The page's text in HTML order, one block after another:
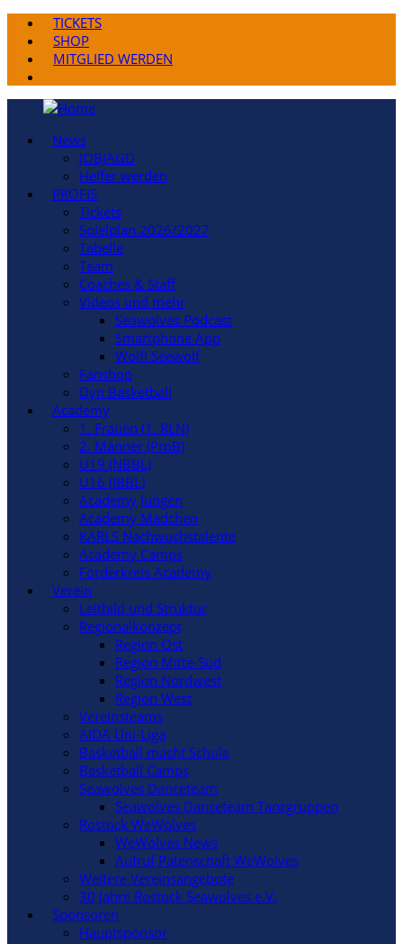
TICKETS
SHOP
MITGLIED WERDEN
News
JOBJAGD
Helfer werden
PROFIS
Tickets
Spielplan 2026/2027
Tabelle
Team
Coaches & Staff
Videos und mehr
Seawolves Podcast
Smartphone App
Wolfi Seewolf
Fanshop
Dyn Basketball
Academy
1. Frauen (1. RLN)
2. Männer (ProB)
U19 (NBBL)
U16 (JBBL)
Academy Jungen
Academy Mädchen
KARLS Nachwuchstalente
Academy Camps
Förderkreis Academy
Verein
Leitbild und Struktur
Regionalkonzept
Region Ost
Region Mitte-Süd
Region Nordwest
Region West
Vereinsteams
AIDA Uni-Liga
Basketball macht Schule
Basketball Camps
Seawolves Danceteam
Seawolves Danceteam Tanzgruppen
Rostock WeWolves
WeWolves News
Aufruf Patenschaft WeWolves
Weitere Vereinsangebote
30 Jahre Rostock Seawolves e.V.
Sponsoren
Hauptsponsor